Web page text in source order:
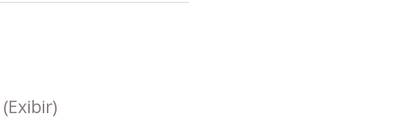
(Exibir)